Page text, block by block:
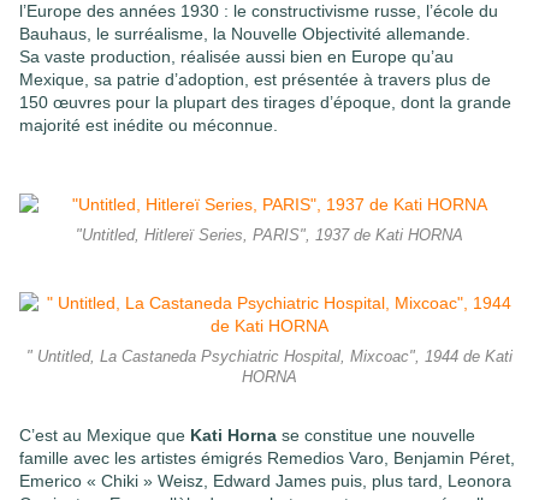
l’Europe des années 1930 : le constructivisme russe, l’école du
Bauhaus, le surréalisme, la Nouvelle Objectivité allemande.
Sa vaste production, réalisée aussi bien en Europe qu’au
Mexique, sa patrie d’adoption, est présentée à travers plus de
150 œuvres pour la plupart des tirages d’époque, dont la grande
majorité est inédite ou méconnue.
"Untitled, Hitlereï Series, PARIS", 1937 de Kati HORNA
" Untitled, La Castaneda Psychiatric Hospital, Mixcoac", 1944 de Kati
HORNA
C’est au Mexique que Kati Horna se constitue une nouvelle
famille avec les artistes émigrés Remedios Varo, Benjamin Péret,
Emerico « Chiki » Weisz, Edward James puis, plus tard, Leonora